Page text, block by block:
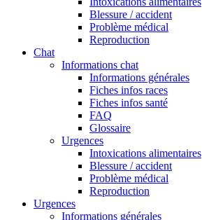
Blessure / accident
Problème médical
Reproduction
Chat
Informations chat
Informations générales
Fiches infos races
Fiches infos santé
FAQ
Glossaire
Urgences
Intoxications alimentaires
Blessure / accident
Problème médical
Reproduction
Urgences
Informations générales